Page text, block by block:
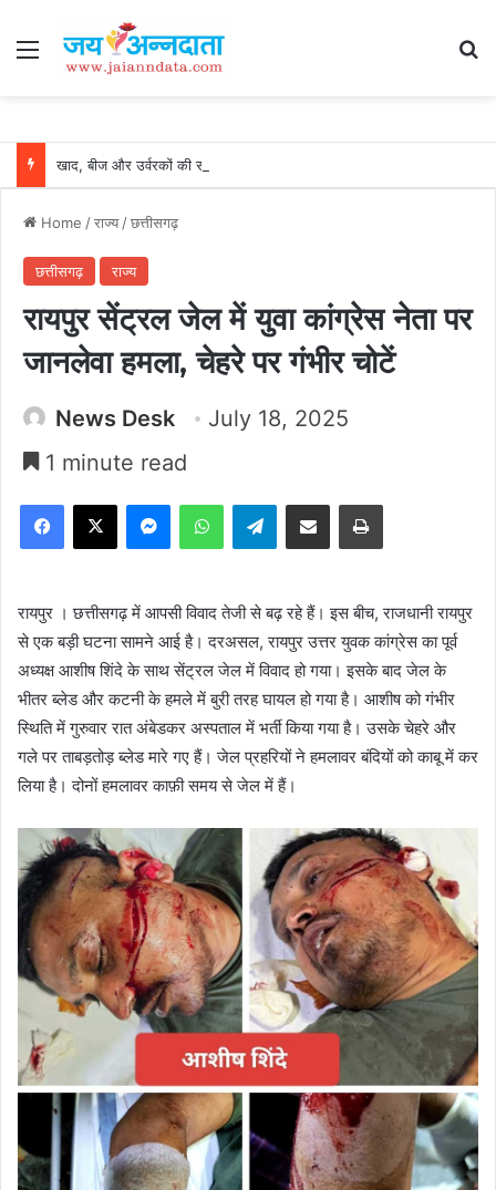
Menu
Home /राज्य/छत्तीसगढ़
छत्तीसगढ़ राज्य
रायपुर सेंट्रल जेल में युवा कांग्रेस नेता पर
जानलेवा हमला, चेहरे पर गंभीर चोटें
News Desk
July 18, 2025
1 minute read
Facebook
X MessengerWhatsAppTelegramShare via Email Print
रायपुर । छत्तीसगढ़ में आपसी विवाद ​तेजी से बढ़ रहे हैं। इस बीच, राजधानी रायपुर
से एक बड़ी घटना सामने आई है। दरअसल, रायपुर उत्तर युवक कांग्रेस का पूर्व
अध्यक्ष आशीष शिंदे के साथ सेंट्रल जेल में विवाद हो गया। इसके बाद जेल के
भीतर ब्लेड और कटनी के हमले में बुरी तरह घायल हो गया है। आशीष को गंभीर
स्थिति में गुरुवार रात अंबेडकर अस्पताल में भर्ती किया गया है। उसके चेहरे और
गले पर ताबड़तोड़ ब्लेड मारे गए हैं। जेल प्रहरियों ने हमलावर बंदियों को काबू में कर
लिया है। दोनों हमलावर काफ़ी समय से जेल में हैं।